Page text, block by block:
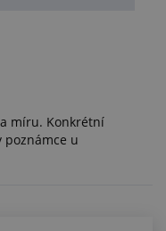
míru. Konkrétní
u